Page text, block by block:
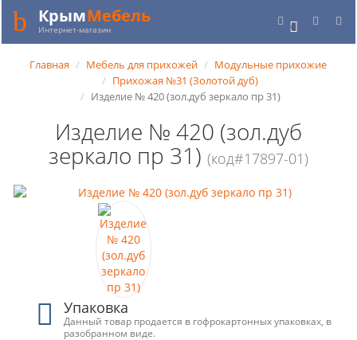
0
КрымМебель
Интернет-магазин
Главная Мебель для прихожей
Модульные прихожие
Прихожая №31 (Золотой дуб)
Изделие № 420 (зол.дуб зеркало пр 31)
Изделие № 420 (зол.дуб
зеркало пр 31) (код#17897-01)
Упаковка
Данный товар продается в гофрокартонных упаковках, в
разобранном виде.